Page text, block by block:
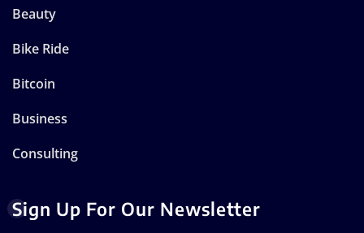
Beauty
Bike Ride
Bitcoin
Business
Consulting
Sign Up For Our Newsletter